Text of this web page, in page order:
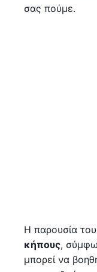
σας πούμε.
Η παρουσία του
κήπους,
μπορεί να